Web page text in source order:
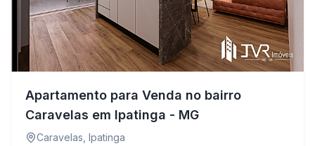
Apartamento para Venda no bairro
Caravelas em Ipatinga - MG
Caravelas Ipatinga